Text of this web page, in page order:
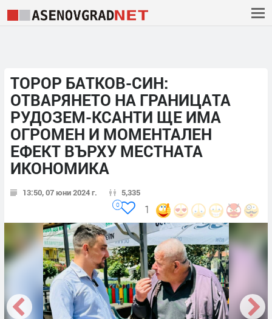
ТОРОР БАТКОВ-СИН:
ОТВАРЯНЕТО НА ГРАНИЦАТА
РУДОЗЕМ-КСАНТИ ЩЕ ИМА
ОГРОМЕН И МОМЕНТАЛЕН
ЕФЕКТ ВЪРХУ МЕСТНАТА
ИКОНОМИКА
13:50, 07 юни 2024 г. 5,335
1
0